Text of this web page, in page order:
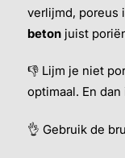
verlijmd, poreus
beton juist
👎 Lijm je niet
optimaal. En
👌 Gebruik de